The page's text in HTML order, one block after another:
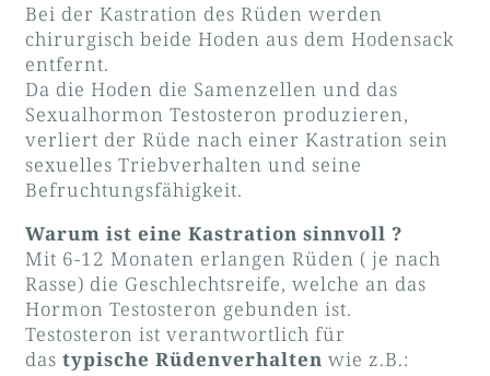
Bei der Kastration des Rüden werden
chirurgisch beide Hoden aus dem Hodensack
entfernt.
Da die Hoden die Samenzellen und das
Sexualhormon Testosteron produzieren,
verliert der Rüde nach einer Kastration sein
sexuelles Triebverhalten und seine
Befruchtungsfähigkeit.
Warum ist eine Kastration sinnvoll ?
Mit 6-12 Monaten erlangen Rüden ( je nach
Rasse) die Geschlechtsreife, welche an das
Hormon Testosteron gebunden ist.
Testosteron ist verantwortlich für
das typische Rüdenverhalten wie z.B.: